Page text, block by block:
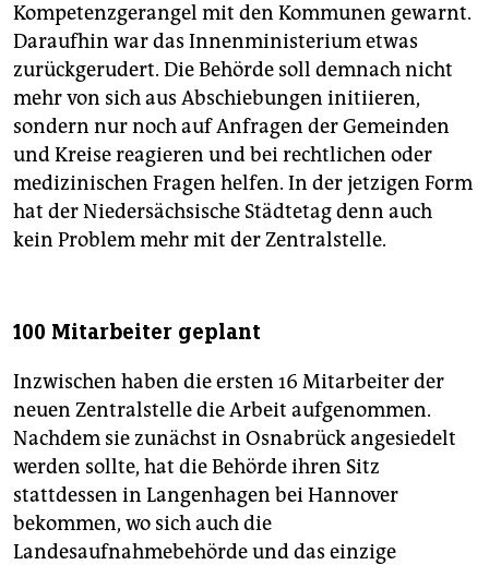
Kompetenzgerangel mit den Kommunen gewarnt.
Daraufhin war das Innenministerium etwas
zurückgerudert. Die Behörde soll demnach nicht
mehr von sich aus Abschiebungen initiieren,
sondern nur noch auf Anfragen der Gemeinden
und Kreise reagieren und bei rechtlichen oder
medizinischen Fragen helfen. In der jetzigen Form
hat der Niedersächsische Städtetag denn auch
kein Problem mehr mit der Zentralstelle.
100 Mitarbeiter geplant
Inzwischen haben die ersten 16 Mitarbeiter der
neuen Zentralstelle die Arbeit aufgenommen.
Nachdem sie zunächst in Osnabrück angesiedelt
werden sollte, hat die Behörde ihren Sitz
stattdessen in Langenhagen bei Hannover
bekommen, wo sich auch die
Landesaufnahmebehörde und das einzige